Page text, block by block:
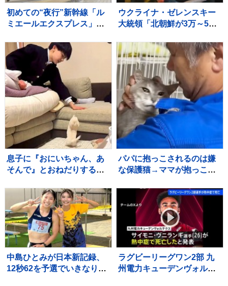
初めての“夜行”新幹線「ル
ミエールエクスプレス」
新大阪駅へ ホテル代高騰
のなかレジャー需要など狙
う
ウクライナ・ゼレンスキー
大統領「北朝鮮が3万～5万
に協力呼びかけ
息子に『おにいちゃん、あ
そんで』とおねだりする赤
にいたら…あまりにも素敵
な『神対応』が552万再生
「平和な世界」
パパに抱っこされるのは嫌
な保護猫→ママが抱っこし
「めっちゃニヤけたｗ」
「すごいｗｗ」と10万再生
中島ひとみが日本新記録、
12秒62を予選でいきなりマ
ラグビーリーグワン2部 九
州電力キューデンヴォルテ